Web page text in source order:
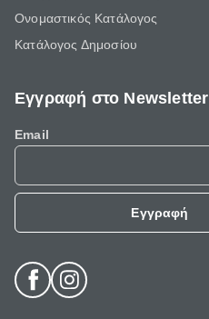
Ονομαστικός Κατάλογος
Κατάλογος Δημοσίου
Εγγραφή στο Newsletter
Email
Εγγραφή